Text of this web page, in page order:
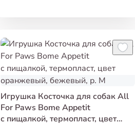
Игрушка Косточка для собак All
For Paws Bome Appetit
с пищалкой, термопласт, цвет